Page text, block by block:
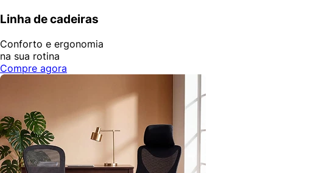
Linha de cadeiras
Conforto e ergonomia
na sua rotina
Compre agora